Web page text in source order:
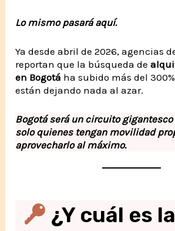
Lo mismo pasará aquí.
Ya desde abril de 2026, agencias
reportan que la búsqueda de
en Bogotá ha subido más del
están dejando nada al azar.
Bogotá será un circuito gigantesco
solo quienes tengan movilidad
aprovecharlo al máximo.
¿Y cuál es